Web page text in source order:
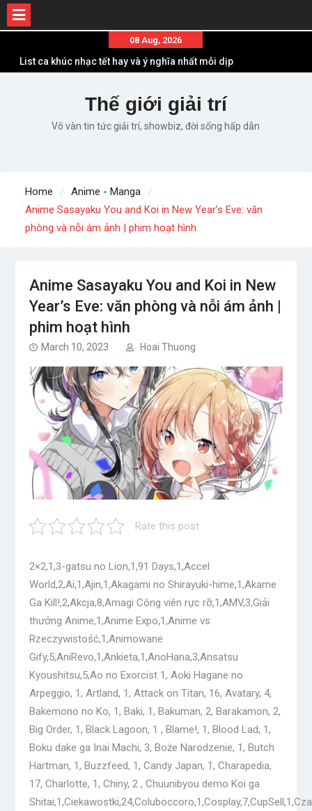
content
08 Aug, 2026
List ca khúc nhạc tết hay và ý nghĩa nhất mỗi dịp
Em ơi lên phố – Minh Vương: Màn comeback
“ngoạn mục” với triệu view
Những ca khúc nhạc xuân “sặc mùi” quảng cáo
Lời bài hát Chúng Ta của Hiện Tại – Sơn Tùng M-
TP – Full lyrics bản chuẩn
Thế giới giải trí
Vô vàn tin tức giải trí, showbiz, đời sống hấp dẫn
Home
Anime - Manga
Anime Sasayaku You and Koi in New Year’s Eve: văn
phòng và nỗi ám ảnh | phim hoạt hình
Anime Sasayaku You and Koi in New
Year’s Eve: văn phòng và nỗi ám ảnh |
phim hoạt hình
March 10, 2023 Hoai Thuong
Rate this post
2×2,1,3-gatsu no Lion,1,91 Days,1,Accel
World,2,Ai,1,Ajin,1,Akagami no Shirayuki-hime,1,Akame
Ga Kill!,2,Akcja,8,Amagi Công viên rực rỡ,1,AMV,3,Giải
thưởng Anime,1,Anime Expo,1,Anime vs
Rzeczywistość,1,Animowane
Gify,5,AniRevo,1,Ankieta,1,AnoHana,3,Ansatsu
Kyoushitsu,5,Ao no Exorcist 1, Aoki Hagane no
Arpeggio, 1, Artland, 1, Attack on Titan, 16, Avatary, 4,
Bakemono no Ko, 1, Baki, 1, Bakuman, 2, Barakamon, 2,
Big Order, 1, Black Lagoon, 1 , Blame!, 1, Blood Lad, 1,
Boku dake ga Inai Machi, 3, Boże Narodzenie, 1, Butch
Hartman, 1, Buzzfeed, 1, Candy Japan, 1, Charapedia,
17, Charlotte, 1, Chiny, 2 , Chuunibyou demo Koi ga